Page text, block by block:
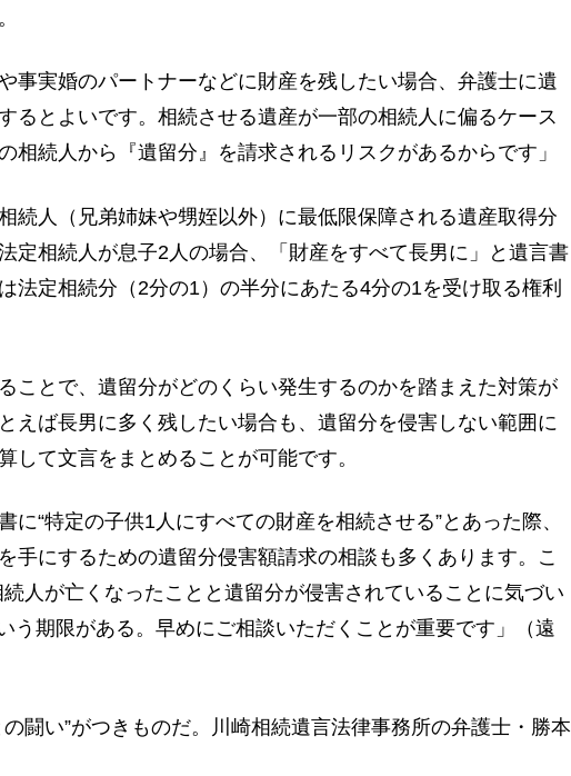
事実婚のパートナーなどに財産を残したい場合、弁護士に遺
るとよいです。相続させる遺産が一部の相続人に偏るケース
相続人から『遺留分』を請求されるリスクがあるからです」
続人（兄弟姉妹や甥姪以外）に最低限保障される遺産取得分
定相続人が息子2人の場合、「財産をすべて長男に」と遺言書
法定相続分（2分の1）の半分にあたる4分の1を受け取る権利
ことで、遺留分がどのくらい発生するのかを踏まえた対策が
えば長男に多く残したい場合も、遺留分を侵害しない範囲に
して文言をまとめることが可能です。
“特定の子供1人にすべての財産を相続させる”とあった際、
手にするための遺留分侵害額請求の相談も多くあります。こ
続人が亡くなったことと遺留分が侵害されていることに気づい
う期限がある。早めにご相談いただくことが重要です」（遠
闘い”がつきものだ。川崎相続遺言法律事務所の弁護士・勝本